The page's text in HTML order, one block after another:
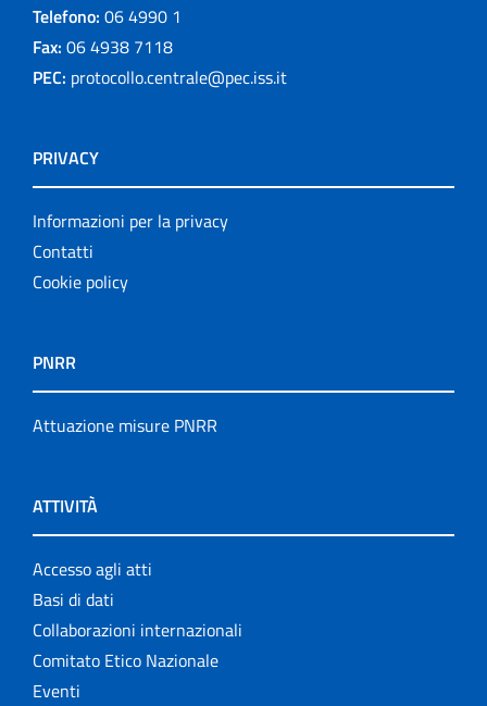
Telefono: 06 4990 1
Fax: 06 4938 7118
PEC: protocollo.centrale@pec.iss.it
PRIVACY
Informazioni per la privacy
Contatti
Cookie policy
PNRR
Attuazione misure PNRR
ATTIVITÀ
Accesso agli atti
Basi di dati
Collaborazioni internazionali
Comitato Etico Nazionale
Eventi